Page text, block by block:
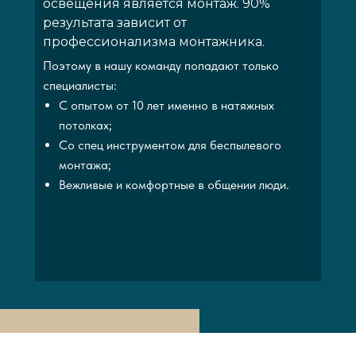
освещения является монтаж. 90%
результата зависит от
профессионализма монтажника.
Поэтому в нашу команду попадают только
специалисты:
С опытом от 10 лет именно в натяжных
потолках;
Со спец инструментом для беспылевого
монтажа;
Вежливые и комфортные в общении люди.